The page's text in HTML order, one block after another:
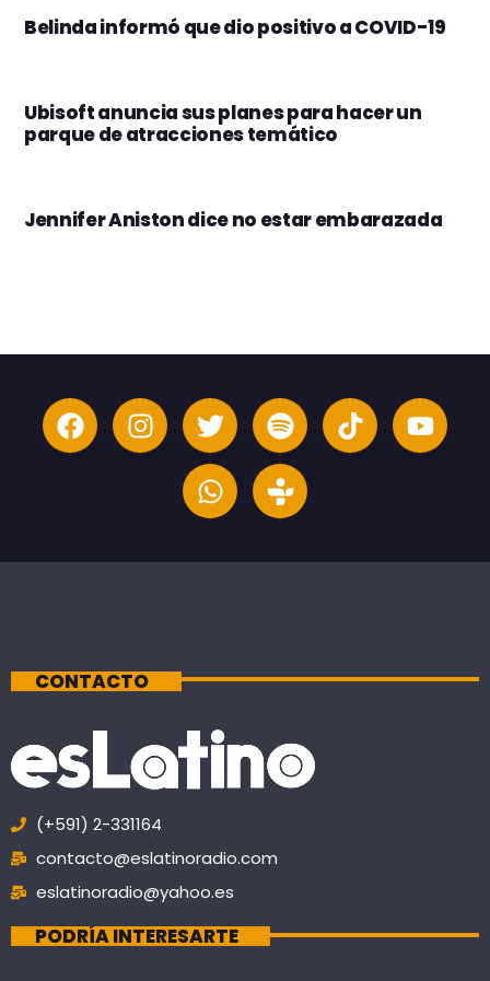
Belinda informó que dio positivo a COVID-19
Ubisoft anuncia sus planes para hacer un
parque de atracciones temático
Jennifer Aniston dice no estar embarazada
CONTACTO
(+591) 2-331164
contacto@eslatinoradio.com
eslatinoradio@yahoo.es
PODRÍA INTERESARTE